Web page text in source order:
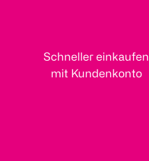
Schneller einkaufen
mit Kundenkonto